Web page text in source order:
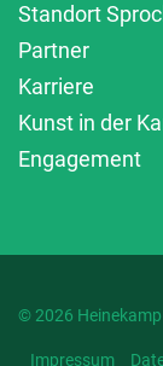
Standort
Partner
Karriere
Kunst in der
Engagement
© 2026 Heinekamp
Impressum